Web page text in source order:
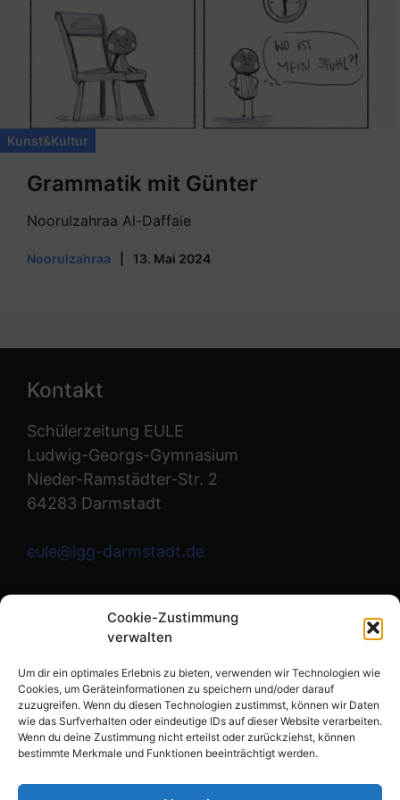
Cookie-Zustimmung
verwalten
Um dir ein optimales Erlebnis zu bieten, verwenden wir Technologien wie
Cookies, um Geräteinformationen zu speichern und/oder darauf
zuzugreifen. Wenn du diesen Technologien zustimmst, können wir Daten
wie das Surfverhalten oder eindeutige IDs auf dieser Website verarbeiten.
Wenn du deine Zustimmung nicht erteilst oder zurückziehst, können
bestimmte Merkmale und Funktionen beeinträchtigt werden.
Kunst&Kultur
Grammatik mit Günter
Noorulzahraa Al-Daffaie
Noorulzahraa 13. Mai 2024
Kontakt
Schülerzeitung EULE
Ludwig-Georgs-Gymnasium
Nieder-Ramstädter-Str. 2
64283 Darmstadt
eule@lgg-darmstadt.de
Wir sind die Redaktion.
Instagram
Links